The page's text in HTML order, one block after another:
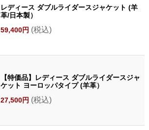
レディース ダブルライダースジャケット (羊
革/日本製）
59,400円 (税込)
【特価品】レディース ダブルライダースジャ
ケット ヨーロッパタイプ (羊革）
27,500円 (税込)